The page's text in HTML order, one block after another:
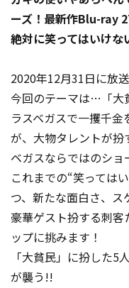
ーズ！最新作Blu-ray
絶対に笑ってはいけ
2020年12月31日に放
今回のテーマは…「大
ラスベガスで一攫千
が、大物タレントが
ベガスならではのショ
これまでの“笑っては
つ、新たな面白さ、ス
豪華ゲスト扮する刺
ップに挑みます！
「大貧民」に扮した5
が襲う!!